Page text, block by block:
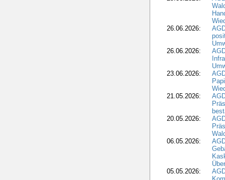
26.06.2026:
26.06.2026:
23.06.2026:
21.05.2026:
20.05.2026:
06.05.2026:
05.05.2026: